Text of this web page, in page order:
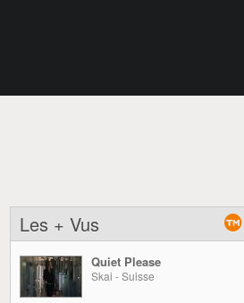
Les + Vus
Quiet Please
Skai - Suisse